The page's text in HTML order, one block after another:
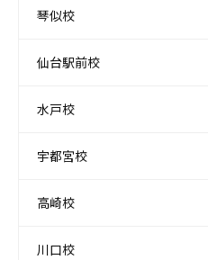
琴似校
仙台駅前校
水戸校
宇都宮校
高崎校
川口校